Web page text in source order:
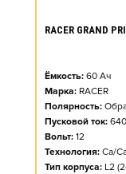
RACER GRAND
Ёмкость: 60 Ач
Марка: RACER
Полярность:
Пусковой ток: 640
Вольт: 12
Технология: Ca/
Тип корпуса: L2